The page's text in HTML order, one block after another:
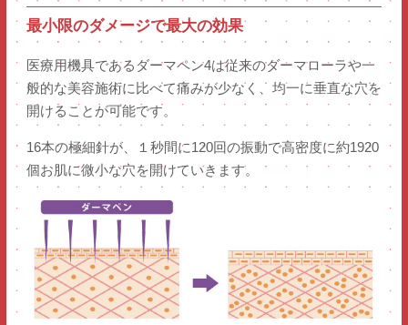
最小限のダメージで最大の効果
医療用機具であるダーマペン4は従来のダーマローラや一
般的な美容施術に比べて痛みが少なく、均一に垂直な穴を
開けることが可能です。
16本の極細針が、１秒間に120回の振動で高密度に約1920
個お肌に微小な穴を開けていきます。